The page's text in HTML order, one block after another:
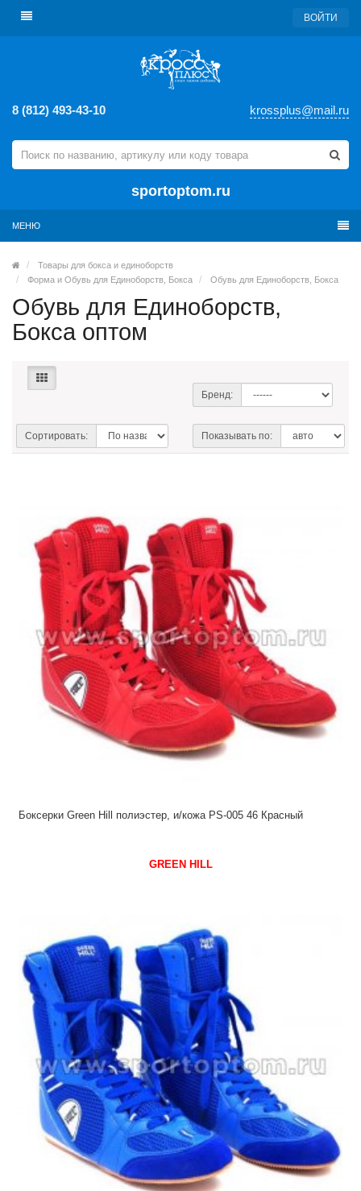
ВОЙТИ
8 (812) 493-43-10 krossplus@mail.ru
sportoptom.ru
МЕНЮ
Товары для бокса и единоборств
Форма и Обувь для Единоборств, Бокса
Обувь для Единоборств, Бокса
Обувь для Единоборств,
Бокса оптом
Бренд:
Сортировать: Показывать по:
Боксерки Green Hill полиэстер, и/кожа PS-005 46 Красный
GREEN HILL